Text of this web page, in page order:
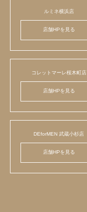
ルミネ横浜店
店舗HPを見る
コレットマーレ桜木町店
店舗HPを見る
DEforMEN 武蔵小杉店
店舗HPを見る